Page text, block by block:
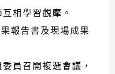
相學習觀摩。
報告書及現場成果
員召開複選會議，